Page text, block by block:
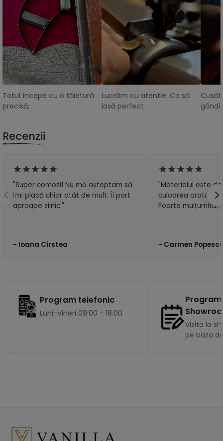
Totul începe cu o tăietură
precisă.
Lucrăm cu atentie. Ca să
iasă perfect
Recenzii
"Super comozi! Nu mă așteptam să
îmi placă chiar atât de mult. Îi port
aproape zilnic."
- Ioana Cîrstea
"Materialul este
culoarea arată
Foarte mulțumită!"
- Carmen
Program telefonic
Luni-Vineri 09:00 - 18:00
Vizita la
pe baza